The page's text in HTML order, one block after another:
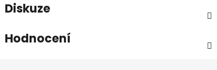
Diskuze
Hodnocení